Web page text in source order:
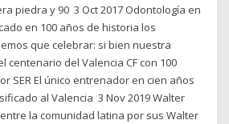
piedra y 90 3 Oct 2017 Odontología en
en 100 años de historia los
que celebrar: si bien nuestra
centenario del Valencia CF con 100
SER El único entrenador en cien años
al Valencia 3 Nov 2019 Walter
la comunidad latina por sus Walter